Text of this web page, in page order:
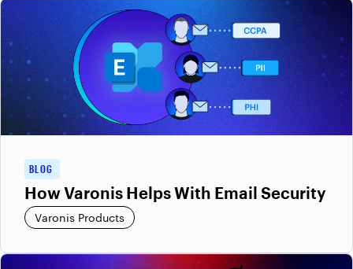
BLOG
How Varonis Helps With Email Security
Varonis Products